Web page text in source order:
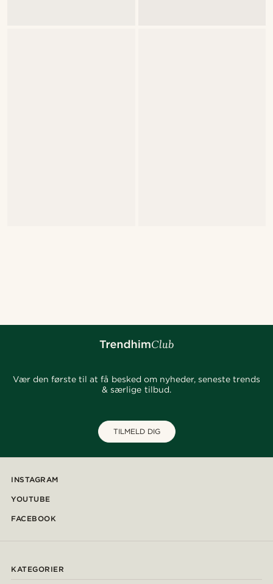
Vær den første til at få besked om nyheder, seneste trends
& særlige tilbud.
TILMELD DIG
INSTAGRAM
YOUTUBE
FACEBOOK
KATEGORIER